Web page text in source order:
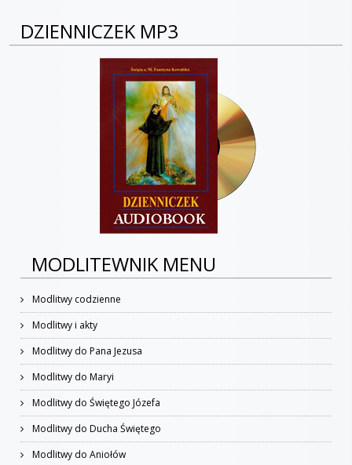
DZIENNICZEK MP3
MODLITEWNIK MENU
Modlitwy codzienne
Modlitwy i akty
Modlitwy do Pana Jezusa
Modlitwy do Maryi
Modlitwy do Świętego Józefa
Modlitwy do Ducha Świętego
Modlitwy do Aniołów